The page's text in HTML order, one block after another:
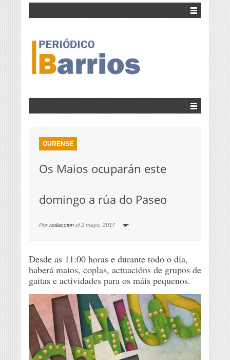
OURENSE
Os Maios ocuparán este
domingo a rúa do Paseo
Por redaccion el2 mayo, 2017
Desde as 11:00 horas e durante todo o día,
haberá maios, coplas, actuacións de grupos de
gaitas e actividades para os máis pequenos.